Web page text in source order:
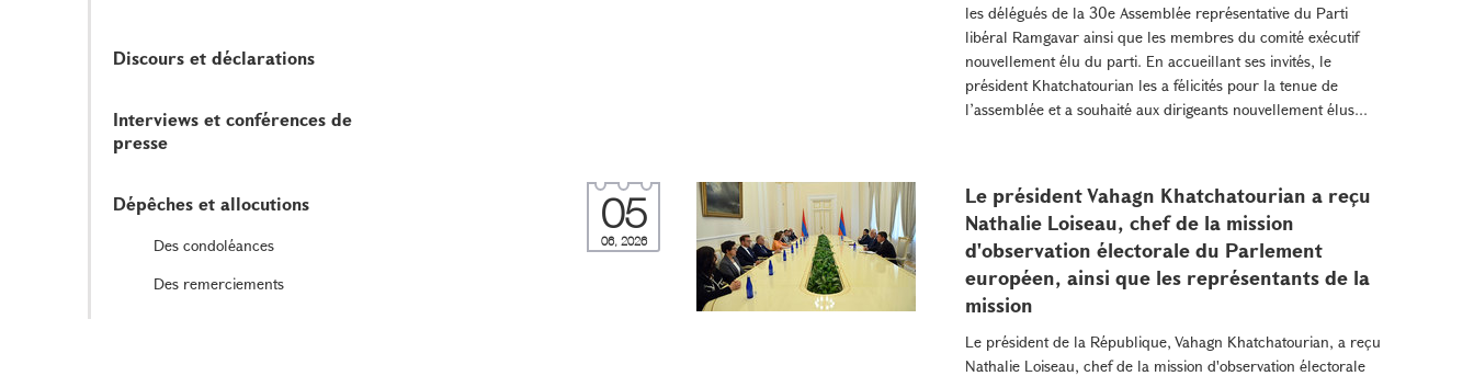
Discours et déclarations
Interviews et conférences de
presse
Dépêches et allocutions
Des condoléances
Des remerciements
les délégués de la 30e Assemblée représentative du Parti
libéral Ramgavar ainsi que les membres du comité exécutif
nouvellement élu du parti. En accueillant ses invités, le
président Khatchatourian les a félicités pour la tenue de
l’assemblée et a souhaité aux dirigeants nouvellement élus...
05
06, 2026
Le président Vahagn Khatchatourian a reçu
Nathalie Loiseau, chef de la mission
d'observation électorale du Parlement
européen, ainsi que les représentants de la
mission
Le président de la République, Vahagn Khatchatourian, a reçu
Nathalie Loiseau, chef de la mission d'observation électorale